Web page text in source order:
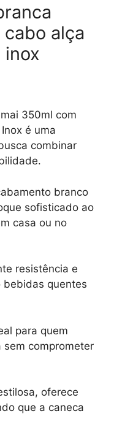
alça
inox
350ml com
é uma
combinar
branco
sofisticado ao
casa ou no
resistência e
bebidas quentes
para quem
sem comprometer
oferece
que a caneca